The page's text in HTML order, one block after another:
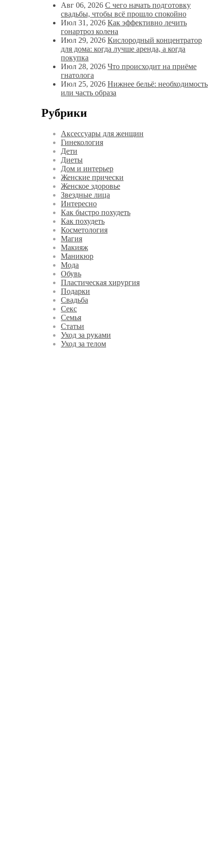
Авг 06, 2026 С чего начать подготовку
свадьбы, чтобы всё прошло спокойно
Июл 31, 2026 Как эффективно лечить
гонартроз колена
Июл 29, 2026 Кислородный концентратор
для дома: когда лучше аренда, а когда
покупка
Июл 28, 2026 Что происходит на приёме
гнатолога
Июл 25, 2026 Нижнее бельё: необходимость
или часть образа
Рубрики
Аксессуары для женщин
Гинекология
Дети
Диеты
Дом и интерьер
Женские прически
Женское здоровье
Звездные лица
Интересно
Как быстро похудеть
Как похудеть
Косметология
Магия
Макияж
Маникюр
Мода
Обувь
Пластическая хирургия
Подарки
Свадьба
Секс
Семья
Статьи
Уход за руками
Уход за телом